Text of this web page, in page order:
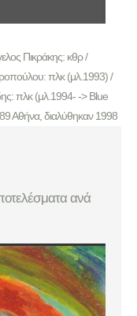
Πικράκης: κθρ /
πλκ (μλ.1993) /
πλκ (μλ.1994- -> Blue
Αθήνα, διαλύθηκαν 1998
ανά